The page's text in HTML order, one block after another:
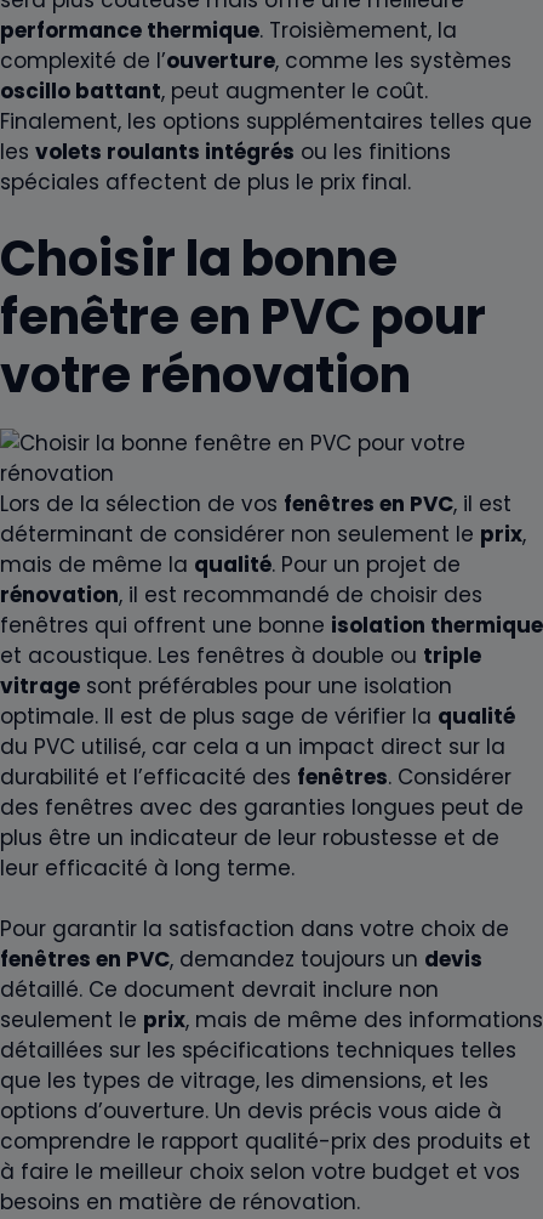
performance thermique. Troisièmement, la
complexité de l’ouverture, comme les systèmes
oscillo battant, peut augmenter le coût.
Finalement, les options supplémentaires telles que
les volets roulants intégrés ou les finitions
spéciales affectent de plus le prix final.
Choisir la bonne
fenêtre en PVC pour
votre rénovation
Lors de la sélection de vos fenêtres en PVC, il est
déterminant de considérer non seulement le prix,
mais de même la qualité. Pour un projet de
rénovation, il est recommandé de choisir des
fenêtres qui offrent une bonne isolation thermique
et acoustique. Les fenêtres à double ou triple
vitrage sont préférables pour une isolation
optimale. Il est de plus sage de vérifier la qualité
du PVC utilisé, car cela a un impact direct sur la
durabilité et l’efficacité des fenêtres. Considérer
des fenêtres avec des garanties longues peut de
plus être un indicateur de leur robustesse et de
leur efficacité à long terme.
Pour garantir la satisfaction dans votre choix de
fenêtres en PVC, demandez toujours un devis
détaillé. Ce document devrait inclure non
seulement le prix, mais de même des informations
détaillées sur les spécifications techniques telles
que les types de vitrage, les dimensions, et les
options d’ouverture. Un devis précis vous aide à
comprendre le rapport qualité-prix des produits et
à faire le meilleur choix selon votre budget et vos
besoins en matière de rénovation.